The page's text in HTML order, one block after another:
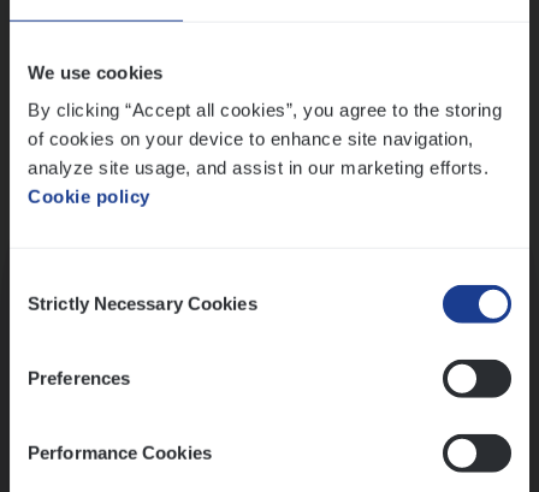
We use cookies
By clicking “Accept all cookies”, you agree to the storing
of cookies on your device to enhance site navigation,
analyze site usage, and assist in our marketing efforts.
Cookie policy
Selection
Strictly Necessary Cookies
Preferences
Performance Cookies